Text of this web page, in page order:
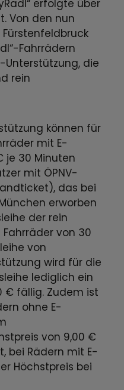
erfolgte über
Von den nun
Fahrrädern
Unterstützung, die
rein
können für
mit E-
je 30 Minuten
mit ÖPNV-
das bei
erworben
der rein
von 30
von
wird für die
lediglich ein
€ fällig. Zudem ist
ohne E-
von 9,00 €
bei Rädern mit E-
Höchstpreis bei